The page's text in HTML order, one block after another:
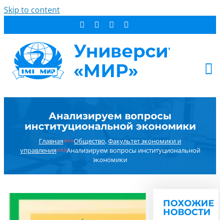
Skip to content
ДОПОБРАЗОВАНИЕ
ОБ УНИВЕРСИТЕТЕ
РЕЗУЛЬТАТ ПОИСКА:
Анализируем вопросы
институциональной экономики
Главная×××Общество,Факультет экономики и
управления×××Анализируем вопросы институциональной
экономики
ПОХОЖИЕ
НОВОСТИ